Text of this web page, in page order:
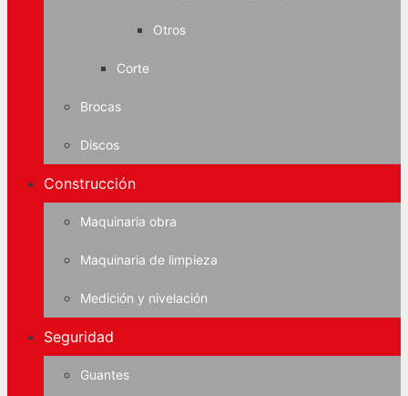
Otros
Corte
Brocas
Discos
Construcción
Maquinaria obra
Maquinaria de limpieza
Medición y nivelación
Seguridad
Guantes